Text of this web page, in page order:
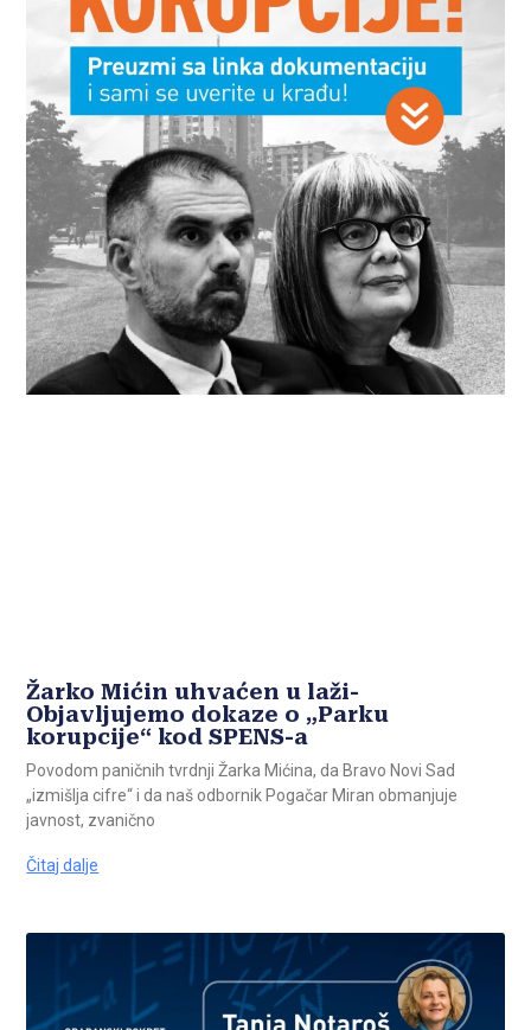
Žarko Mićin uhvaćen u laži-
Objavljujemo dokaze o „Parku
korupcije“ kod SPENS-a
Povodom paničnih tvrdnji Žarka Mićina, da Bravo Novi Sad
„izmišlja cifre“ i da naš odbornik Pogačar Miran obmanjuje
javnost, zvanično
Čitaj dalje